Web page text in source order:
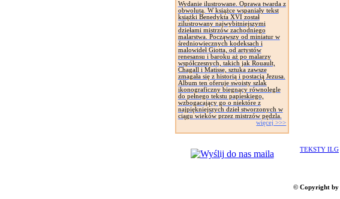
Wydanie ilustrowane. Oprawa twarda z
obwolutą. W książce wspaniały tekst
książki Benedykta XVI został
zilustrowany najwybitniejszymi
dziełami mistrzów zachodniego
malarstwa. Począwszy od miniatur w
średniowiecznych kodeksach i
malowideł Giotta, od artystów
renesansu i baroku aż po malarzy
współczesnych, takich jak Rouault,
Chagall i Matisse, sztuka zawsze
zmagała się z historią i postacią Jezusa.
Album ten oferuje swoisty szlak
ikonograficzny biegnący równolegle
do pełnego tekstu papieskiego,
wzbogacający go o niektóre z
najpiękniejszych dzieł stworzonych w
ciągu wieków przez mistrzów pędzla.
więcej >>>
TEKSTY ILG
© Copyright by